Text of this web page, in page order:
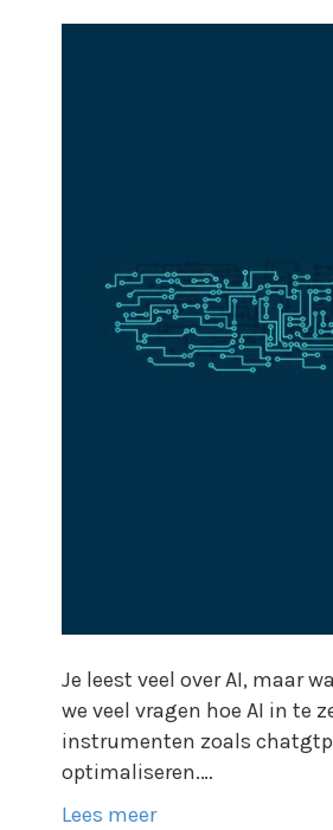
Je leest veel over AI, maar
we veel vragen hoe AI in te
instrumenten zoals
optimaliseren.…
Lees meer